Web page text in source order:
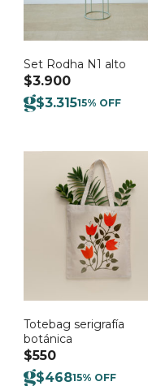
Set Rodha N1 alto
$3.900
$3.31515% OFF
Totebag serigrafía
botánica
$550
$46815% OFF